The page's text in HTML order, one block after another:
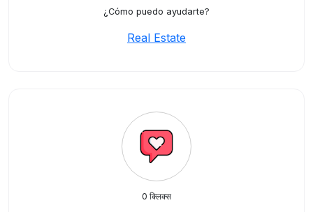
¿Cómo puedo ayudarte?
Real Estate
0 क्लिक्स